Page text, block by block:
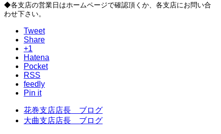
◆各支店の営業日はホームページで確認頂くか、各支店にお問い合
わせ下さい。
Tweet
Share
+1
Hatena
Pocket
RSS
feedly
Pin it
花巻支店店長 ブログ
大曲支店店長 ブログ